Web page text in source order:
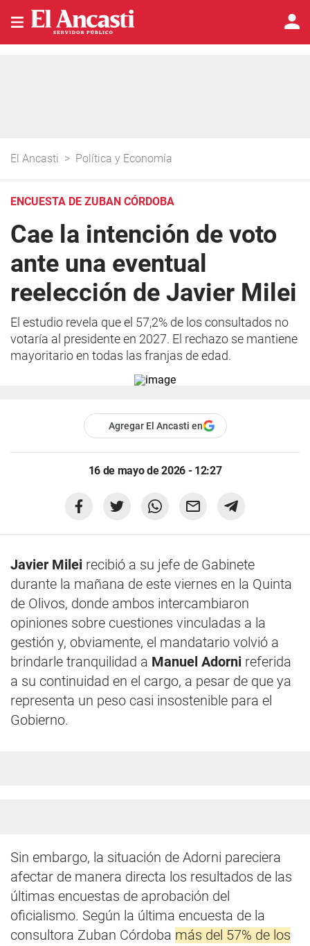
El Ancasti > Política y Economía
ENCUESTA DE ZUBAN CÓRDOBA
Cae la intención de voto
ante una eventual
reelección de Javier Milei
El estudio revela que el 57,2% de los consultados no
votaría al presidente en 2027. El rechazo se mantiene
mayoritario en todas las franjas de edad.
Agregar El Ancasti en
16 de mayo de 2026 - 12:27
Javier Milei recibió a su jefe de Gabinete
durante la mañana de este viernes en la Quinta
de Olivos, donde ambos intercambiaron
opiniones sobre cuestiones vinculadas a la
gestión y, obviamente, el mandatario volvió a
brindarle tranquilidad a Manuel Adorni referida
a su continuidad en el cargo, a pesar de que ya
representa un peso casi insostenible para el
Gobierno.
Sin embargo, la situación de Adorni pareciera
afectar de manera directa los resultados de las
últimas encuestas de aprobación del
oficialismo. Según la última encuesta de la
consultora Zuban Córdoba más del 57% de los